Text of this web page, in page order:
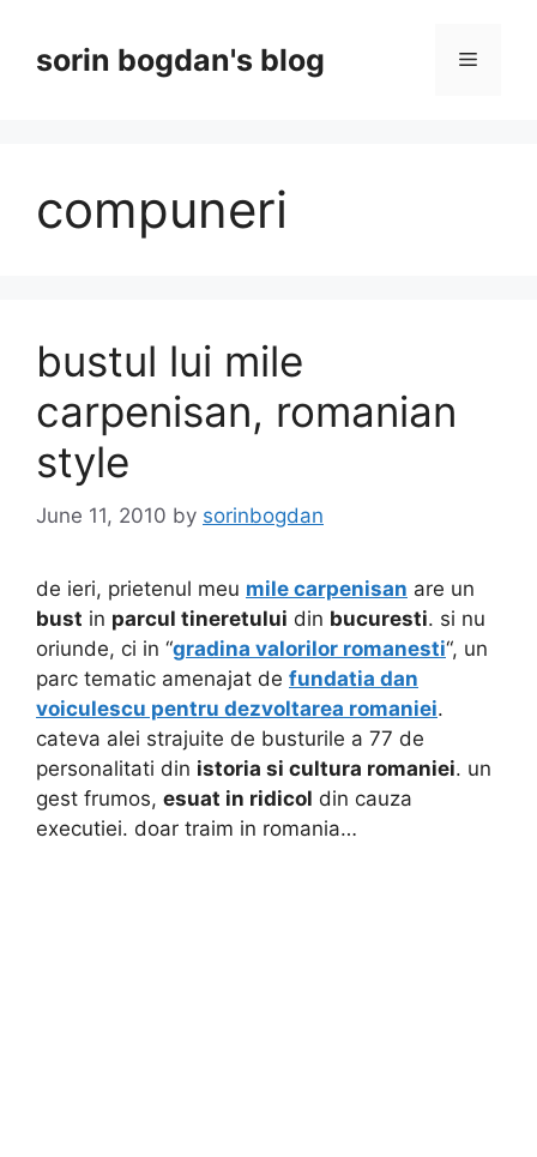
contentsorin bogdan's blog Menu
compuneri
bustul lui mile
carpenisan, romanian
style
June 11, 2010 by sorinbogdan
de ieri, prietenul meu mile carpenisan are un
bust in parcul tineretului din bucuresti. si nu
oriunde, ci in “gradina valorilor romanesti“, un
parc tematic amenajat de fundatia dan
voiculescu pentru dezvoltarea romaniei.
cateva alei strajuite de busturile a 77 de
personalitati din istoria si cultura romaniei. un
gest frumos, esuat in ridicol din cauza
executiei. doar traim in romania…